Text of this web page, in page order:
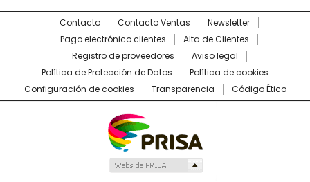
Contacto Contacto Ventas
Newsletter
Pago electrónico clientes
Alta de Clientes
Registro de proveedores
Aviso legal
Política de Protección de Datos
Política de cookies
Configuración de cookies
Transparencia Código Ético